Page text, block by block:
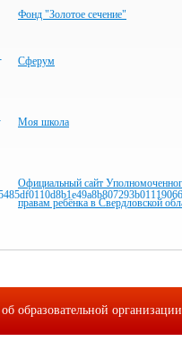
Фонд "Золотое сечение"
Сферум
Моя школа
Официальный сайт
правам ребёнка в Свердловской
образовательной организации